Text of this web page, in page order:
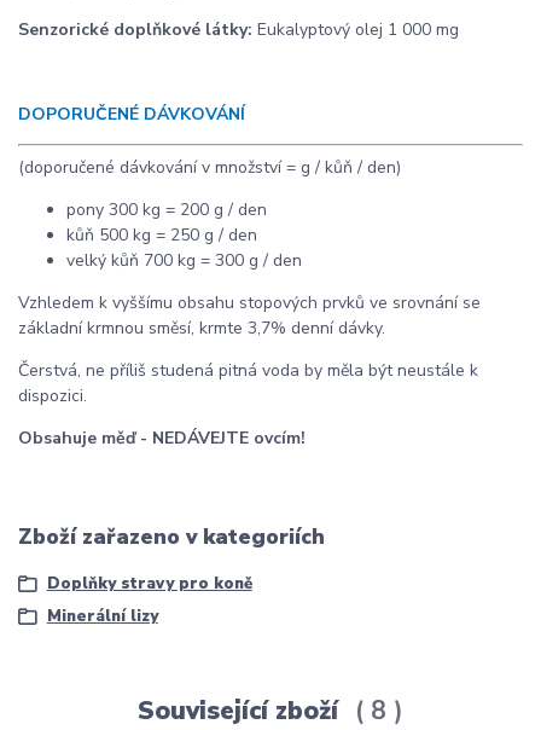
Senzorické doplňkové látky: Eukalyptový olej 1 000 mg
DOPORUČENÉ DÁVKOVÁNÍ
(doporučené dávkování v množství = g / kůň / den)
pony 300 kg = 200 g / den
kůň 500 kg = 250 g / den
velký kůň 700 kg = 300 g / den
Vzhledem k vyššímu obsahu stopových prvků ve srovnání se
základní krmnou směsí, krmte 3,7% denní dávky.
Čerstvá, ne příliš studená pitná voda by měla být neustále k
dispozici.
Obsahuje měď - NEDÁVEJTE ovcím!
Zboží zařazeno v kategoriích
Doplňky stravy pro koně
Minerální lizy
Související zboží 8